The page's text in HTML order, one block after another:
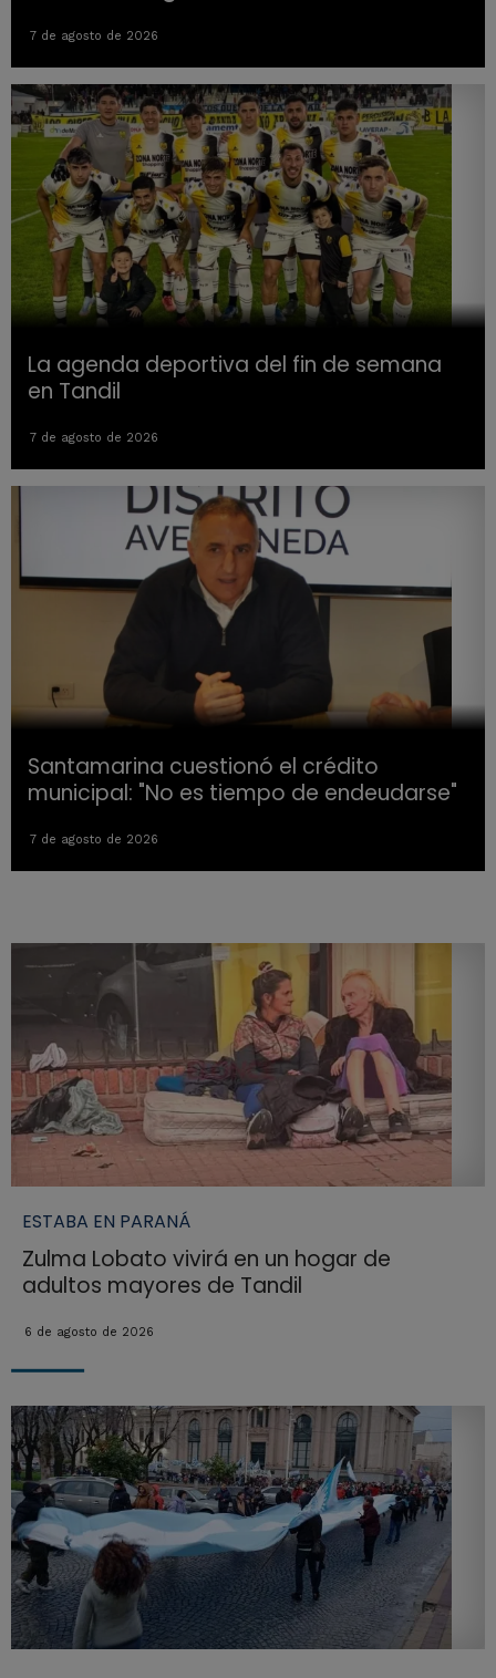
7 de agosto de 2026
La agenda deportiva del fin de semana
en Tandil
7 de agosto de 2026
Santamarina cuestionó el crédito
municipal: "No es tiempo de endeudarse"
7 de agosto de 2026
ESTABA EN PARANÁ
Zulma Lobato vivirá en un hogar de
adultos mayores de Tandil
6 de agosto de 2026